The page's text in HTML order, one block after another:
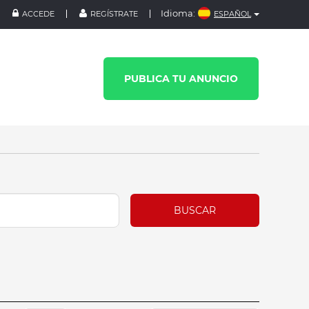
Idioma: ESPAÑOL
ACCEDE REGÍSTRATE
PUBLICA TU ANUNCIO
BUSCAR